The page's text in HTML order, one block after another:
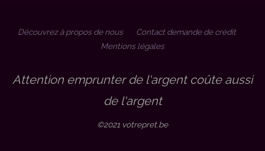
Découvrez à propos de nous
Contact demande de crédit
Mentions légales
©2021 votrepret.be